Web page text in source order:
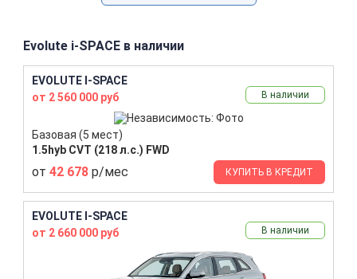
Evolute i-SPACE в наличии
EVOLUTE I-SPACE
от 2 560 000 руб
В наличии
Базовая (5 мест)
1.5hyb CVT (218 л.с.) FWD
от 42 678 р/мес КУПИТЬ В КРЕДИТ
EVOLUTE I-SPACE
от 2 660 000 руб
В наличии